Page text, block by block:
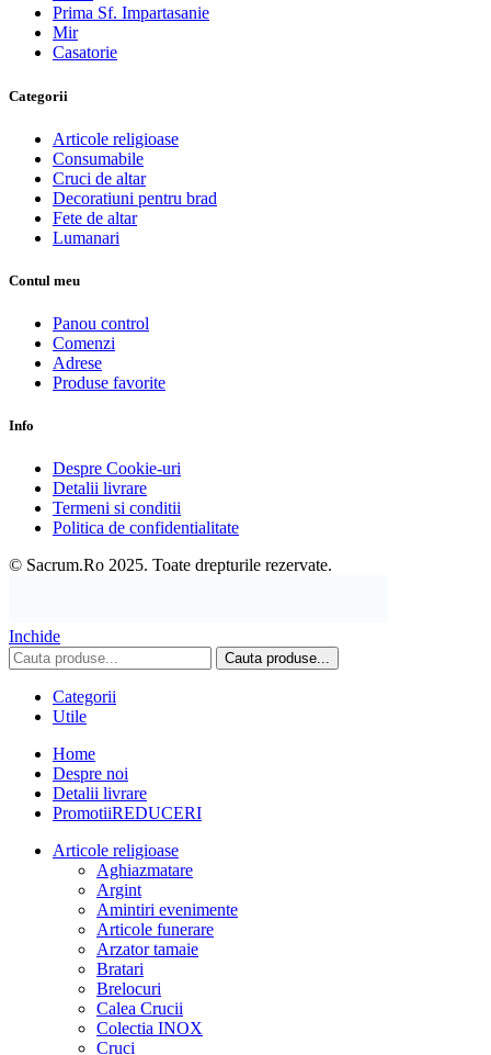
Prima Sf. Impartasanie
Mir
Casatorie
Categorii
Articole religioase
Consumabile
Cruci de altar
Decoratiuni pentru brad
Fete de altar
Lumanari
Contul meu
Panou control
Comenzi
Adrese
Produse favorite
Info
Despre Cookie-uri
Detalii livrare
Termeni si conditii
Politica de confidentialitate
© Sacrum.Ro 2025. Toate drepturile rezervate.
Inchide
Cauta produse...
Categorii
Utile
Home
Despre noi
Detalii livrare
PromotiiREDUCERI
Articole religioase
Aghiazmatare
Argint
Amintiri evenimente
Articole funerare
Arzator tamaie
Bratari
Brelocuri
Calea Crucii
Colectia INOX
Cruci